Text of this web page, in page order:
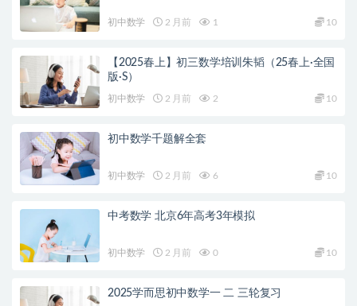
初中数学 2 月前 1 10
【2025春上】初三数学培训朱韬（25春上·全国
版·S）
初中数学 2 月前 2 10
初中数学千题解全套
初中数学 2 月前 6 10
中考数学 北京6年高考3年模拟
初中数学 2 月前 0 10
2025学而思初中数学一 二 三轮复习